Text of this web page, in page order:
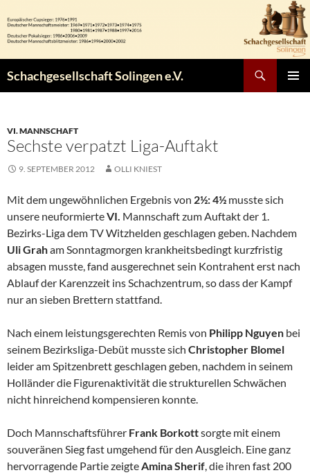
Inhalt
springen
Schachgesellschaft Solingen e.V.
VI. MANNSCHAFT
Sechste verpatzt Liga-Auftakt
9. SEPTEMBER 2012 OLLI KNIEST
Mit dem ungewöhnlichen Ergebnis von 2½: 4½ musste sich
unsere neuformierteVI. Mannschaft zum Auftakt der 1.
Bezirks-Liga dem TV Witzhelden geschlagen geben. Nachdem
Uli Graham Sonntagmorgen krankheitsbedingt kurzfristig
absagen musste, fand ausgerechnet sein Kontrahent erst nach
Ablauf der Karenzzeit ins Schachzentrum, so dass der Kampf
nur an sieben Brettern stattfand.
Nach einem leistungsgerechten Remis von Philipp Nguyen bei
seinem Bezirksliga-Debüt musste sich Christopher Blomel
leider am Spitzenbrett geschlagen geben, nachdem in seinem
Holländer die Figurenaktivität die strukturellen Schwächen
nicht hinreichend kompensieren konnte.
Doch Mannschaftsführer Frank Borkottsorgte mit einem
souveränen Sieg fast umgehend für den Ausgleich. Eine ganz
hervorragende Partie zeigteAminaSherif, die ihren fast 200